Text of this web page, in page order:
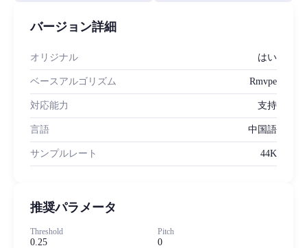
バージョン詳細
オリジナル はい
ベースアルゴリズム Rmvpe
対応能力 支持
言語 中国語
サンプルレート 44K
推奨パラメータ
Threshold
0.25
Pitch
0